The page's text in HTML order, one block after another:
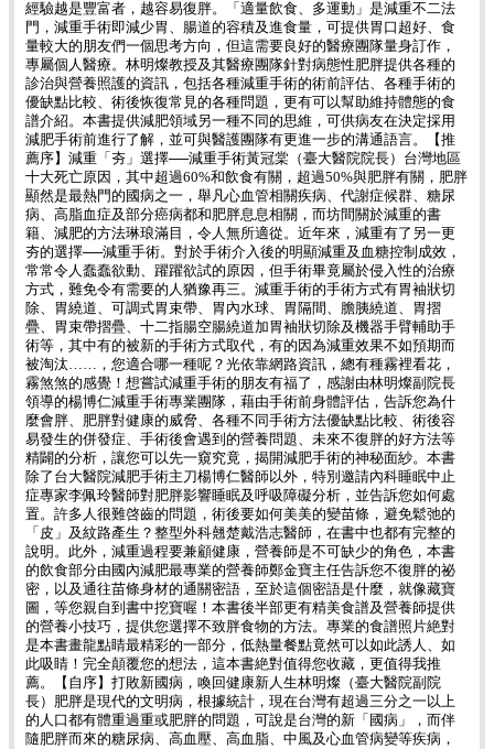
經驗越是豐富者，越容易復胖。「適量飲食、多運動」是減重不二法
門，減重手術即減少胃、腸道的容積及進食量，可提供胃口超好、食
量較大的朋友們一個思考方向，但這需要良好的醫療團隊量身訂作，
專屬個人醫療。林明燦教授及其醫療團隊針對病態性肥胖提供各種的
診治與營養照護的資訊，包括各種減重手術的術前評估、各種手術的
優缺點比較、術後恢復常見的各種問題，更有可以幫助維持體態的食
譜介紹。本書提供減肥領域另一種不同的思維，可供病友在決定採用
減肥手術前進行了解，並可與醫護團隊有更進一步的溝通語言。【推
薦序】減重「夯」選擇──減重手術黃冠棠（臺大醫院院長）台灣地區
十大死亡原因，其中超過60%和飲食有關，超過50%與肥胖有關，肥胖
顯然是最熱門的國病之一，舉凡心血管相關疾病、代謝症候群、糖尿
病、高脂血症及部分癌病都和肥胖息息相關，而坊間關於減重的書
籍、減肥的方法琳琅滿目，令人無所適從。近年來，減重有了另一更
夯的選擇──減重手術。對於手術介入後的明顯減重及血糖控制成效，
常常令人蠢蠢欲動、躍躍欲試的原因，但手術畢竟屬於侵入性的治療
方式，難免令有需要的人猶豫再三。減重手術的手術方式有胃袖狀切
除、胃繞道、可調式胃束帶、胃內水球、胃隔間、膽胰繞道、胃摺
疊、胃束帶摺疊、十二指腸空腸繞道加胃袖狀切除及機器手臂輔助手
術等，其中有的被新的手術方式取代，有的因為減重效果不如預期而
被淘汰……，您適合哪一種呢？光依靠網路資訊，總有種霧裡看花，
霧煞煞的感覺！想嘗試減重手術的朋友有福了，感謝由林明燦副院長
領導的楊博仁減重手術專業團隊，藉由手術前身體評估，告訴您為什
麼會胖、肥胖對健康的威脅、各種不同手術方法優缺點比較、術後容
易發生的併發症、手術後會遇到的營養問題、未來不復胖的好方法等
精闢的分析，讓您可以先一窺究竟，揭開減肥手術的神秘面紗。本書
除了台大醫院減肥手術主刀楊博仁醫師以外，特別邀請內科睡眠中止
症專家李佩玲醫師對肥胖影響睡眠及呼吸障礙分析，並告訴您如何處
置。許多人很難啓齒的問題，術後要如何美美的變苗條，避免鬆弛的
「皮」及紋路產生？整型外科翹楚戴浩志醫師，在書中也都有完整的
說明。此外，減重過程要兼顧健康，營養師是不可缺少的角色，本書
的飲食部分由國內減肥最專業的營養師鄭金寶主任告訴您不復胖的祕
密，以及通往苗條身材的通關密語，至於這個密語是什麼，就像藏寶
圖，等您親自到書中挖寶喔！本書後半部更有精美食譜及營養師提供
的營養小技巧，提供您選擇不致胖食物的方法。專業的食譜照片絶對
是本書畫龍點睛最精彩的一部分，低熱量餐點竟然可以如此誘人、如
此吸睛！完全顛覆您的想法，這本書絶對值得您收藏，更值得我推
薦。【自序】打敗新國病，喚回健康新人生林明燦（臺大醫院副院
長）肥胖是現代的文明病，根據統計，現在台灣有超過三分之一以上
的人口都有體重過重或肥胖的問題，可說是台灣的新「國病」，而伴
隨肥胖而來的糖尿病、高血壓、高血脂、中風及心血管病變等疾病，